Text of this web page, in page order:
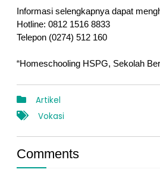
Informasi selengkapnya dapat
Hotline: 0812 1516 8833
Telepon (0274) 512 160
“Homeschooling HSPG, Sekolah
Artikel
Vokasi
Comments